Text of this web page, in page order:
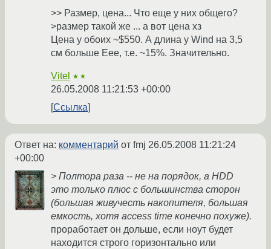
>> Размер, цена... Что еще у них общего?
>размер такой же ... а вот цена хз
Цена у обоих ~$550. А длина у Wind на 3,5
см больше Eee, т.е. ~15%. Значительно.
Vitel ★★
26.05.2008 11:21:53 +00:00
Ссылка
Ответ на: комментарий от fmj 26.05.2008 11:21:24
+00:00
> Полтора раза -- не на порядок, а HDD
это только плюс с большинства сторон
(большая живучесть накопителя, большая
емкость, хотя access time конечно похуже).
проработает он дольше, если ноут будет
находится строго горизонтально или